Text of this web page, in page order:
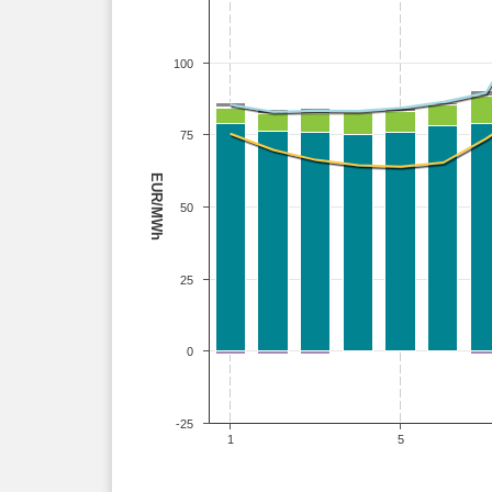
EUR/MWh
1 5
-25
0
25
50
75
100